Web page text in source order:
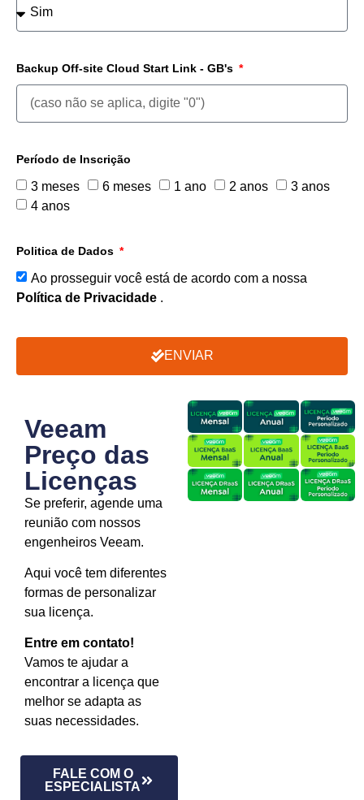
Backup Off-site Cloud Start Link - GB's
Período de Inscrição
3 meses 6 meses 1 ano 2 anos
3 anos
4 anos
Politica de Dados
Ao prosseguir você está de acordo com a nossa
Política de Privacidade
ENVIAR
Veeam
Preço das
Licenças
Se preferir, agende uma
reunião com nossos
engenheiros Veeam.
Aqui você tem diferentes
formas de personalizar
sua licença.
Entre em contato!
Vamos te ajudar a
encontrar a licença que
melhor se adapta as
suas necessidades.
FALE COM O
ESPECIALISTA